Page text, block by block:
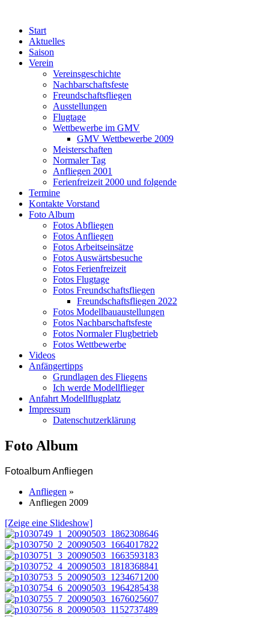
springenStart
Aktuelles
Saison
Verein
Vereinsgeschichte
Nachbarschaftsfeste
Freundschaftsfliegen
Ausstellungen
Flugtage
Wettbewerbe im GMV
GMV Wettbewerbe 2009
Meisterschaften
Normaler Tag
Anfliegen 2001
Ferienfreizeit 2000 und folgende
Termine
Kontakte Vorstand
Foto Album
Fotos Abfliegen
Fotos Anfliegen
Fotos Arbeitseinsätze
Fotos Auswärtsbesuche
Fotos Ferienfreizeit
Fotos Flugtage
Fotos Freundschaftsfliegen
Freundschaftsfliegen 2022
Fotos Modellbauaustellungen
Fotos Nachbarschaftsfeste
Fotos Normaler Flugbetrieb
Fotos Wettbewerbe
Videos
Anfängertipps
Grundlagen des Fliegens
Ich werde Modellflieger
Anfahrt Modellflugplatz
Impressum
Datenschutzerklärung
Foto Album
Fotoalbum Anfliegen
Anfliegen »
Anfliegen 2009
[Zeige eine Slideshow]